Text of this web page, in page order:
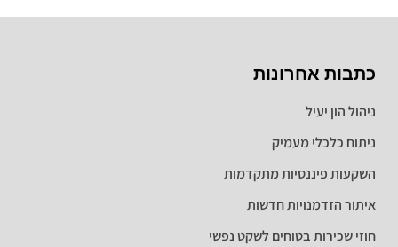
כתבות אחרונות
ניהול הון יעיל
ניתוח כלכלי מעמיק
השקעות פיננסיות מתקדמות
איתור הזדמנויות חדשות
חוזי שכירות בטוחים לשקט נפשי